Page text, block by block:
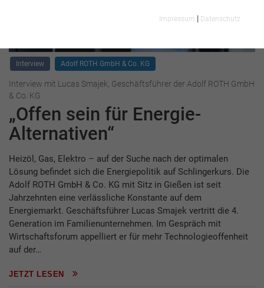
Interview Adolf ROTH GmbH & Co. KG
Interview mit Lucas Smajek, Geschäftsführer der Adolf ROTH GmbH
& Co. KG
„Offen sein für Energie-
Alternativen“
Heizöl, Gas, Elektro – auf der Suche nach der optimalen
Lösung befindet sich die Energiepolitik auf Schlingerkurs. Die
Adolf ROTH GmbH & Co. KG mit Sitz in Gießen ist seit
Jahrzehnten eine verlässliche Konstante auf dem
Energiemarkt. Geschäftsführer Lucas Smajek vertritt die 4.
Generation im Familienunternehmen. Im Gespräch mit
Wirtschaftsforum appelliert er für mehr Technologieoffenheit
auf der…
JETZT LESEN
Impressum | Datenschutz